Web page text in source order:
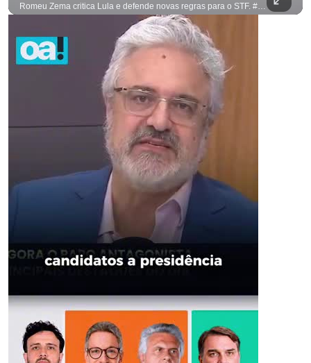
Romeu Zema critica Lula e defende novas regras para o STF. #OAntagonista Se você busca informação com credibilidade, inscreva-se agora e ative o